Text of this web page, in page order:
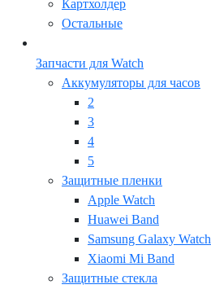
Картхолдер
Остальные
Запчасти для Watch
Аккумуляторы для часов
2
3
4
5
Защитные пленки
Apple Watch
Huawei Band
Samsung Galaxy Watch
Xiaomi Mi Band
Защитные стекла